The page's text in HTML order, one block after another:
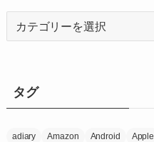
ータグ
adiary Amazon Android Apple